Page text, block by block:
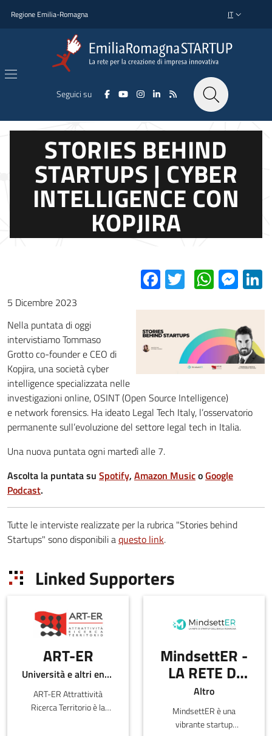
Regione Emilia-Romagna SELETTORE
IT
Seguici su
STORIES BEHIND
STARTUPS | CYBER
INTELLIGENCE CON
KOPJIRA
Facebook
Twitter
5 Dicembre 2023
Nella puntata di oggi
intervistiamo Tommaso
Grotto co-founder e CEO di
Kopjira, una società cyber
intelligence specializzata nelle
investigazioni online, OSINT (Open Source Intelligence)
e network forensics. Ha ideato Legal Tech Italy, l’osservatorio
permanente sull’evoluzione del settore legal tech in Italia.
Una nuova puntata ogni martedì alle 7.
Ascolta la puntata su Spotify, Amazon MusicoGoogle
Podcast.
Tutte le interviste realizzate per la rubrica "Stories behind
Startups" sono disponibili aquesto link.
Linked Supporters
ART-ER
Università e altri enti pubblici
ART-ER Attrattività
Ricerca Territorio è la
MindsettER -
LA RETE DI
STARTUP
DELL'EMILIA-
ROMAGNA
Altro
MindsettER è una
vibrante startup